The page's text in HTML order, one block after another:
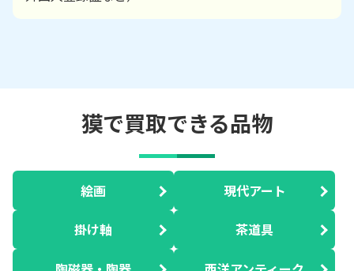
獏で買取できる品物
絵画 現代アート
掛け軸 茶道具